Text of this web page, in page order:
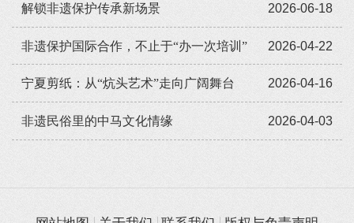
2026-06-18
解锁非遗保护传承新场景
2026-04-22
非遗保护国际合作，不止于“办一次培训”
2026-04-16
宁夏剪纸：从“炕头艺术”走向广阔舞台
2026-04-03
非遗民俗里的中马文化情缘